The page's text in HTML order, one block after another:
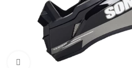
Нажмите, чтобы увеличить